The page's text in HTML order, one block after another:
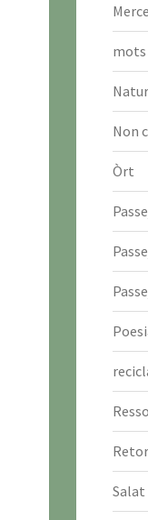
mots
Non
Òrt
Salat